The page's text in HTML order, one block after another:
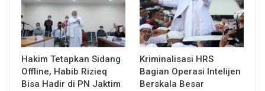
Hakim Tetapkan Sidang
Offline, Habib Rizieq
Bisa Hadir di PN Jaktim
Kriminalisasi HRS
Bagian Operasi Intelijen
Berskala Besar